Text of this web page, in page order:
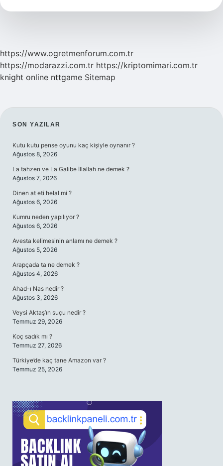
https://www.ogretmenforum.com.tr
https://modarazzi.com.tr https://kriptomimari.com.tr
knight online nttgame Sitemap
SIDEBAR
SON YAZILAR
Kutu kutu pense oyunu kaç kişiyle oynanır ?
Ağustos 8, 2026
La tahzen ve La Galibe İllallah ne demek ?
Ağustos 7, 2026
Dinen at eti helal mi ?
Ağustos 6, 2026
Kumru neden yapılıyor ?
Ağustos 6, 2026
Avesta kelimesinin anlamı ne demek ?
Ağustos 5, 2026
Arapçada ta ne demek ?
Ağustos 4, 2026
Ahad-ı Nas nedir ?
Ağustos 3, 2026
Veysi Aktaş’ın suçu nedir ?
Temmuz 29, 2026
Koç sadık mı ?
Temmuz 27, 2026
Türkiye’de kaç tane Amazon var ?
Temmuz 25, 2026